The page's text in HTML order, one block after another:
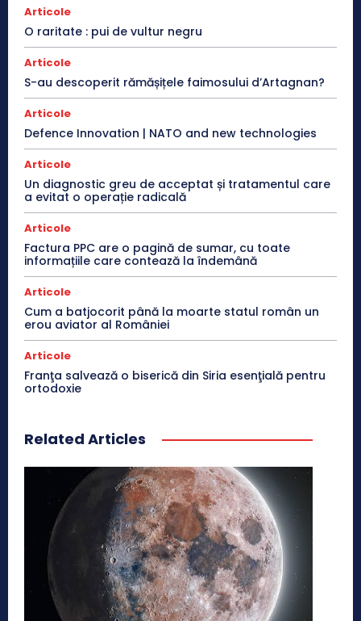
Articole
O raritate : pui de vultur negru
Articole
S-au descoperit rămășițele faimosului d’Artagnan?
Articole
Defence Innovation | NATO and new technologies
Articole
Un diagnostic greu de acceptat și tratamentul care
a evitat o operație radicală
Articole
Factura PPC are o pagină de sumar, cu toate
informațiile care contează la îndemână
Articole
Cum a batjocorit până la moarte statul român un
erou aviator al României
Articole
Franţa salvează o biserică din Siria esenţială pentru
ortodoxie
Related Articles